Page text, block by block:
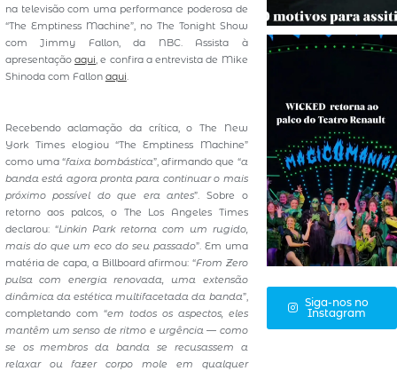
na televisão com uma performance poderosa de
“The Emptiness Machine”, no The Tonight Show
com Jimmy Fallon, da NBC. Assista à
apresentaçãoaqui , e confira a entrevista de Mike
Shinoda com Fallon aqui
Recebendo aclamação da crítica, o The New
York Times elogiou “The Emptiness Machine”
como uma “faixa bombástica”, afirmando que “a
banda está agora pronta para continuar o mais
próximo possível do que era antes”. Sobre o
retorno aos palcos, o The Los Angeles Times
declarou: “Linkin Park retorna com um rugido,
mais do que um eco do seu passado”. Em uma
matéria de capa, a Billboard afirmou: “From Zero
pulsa com energia renovada, uma extensão
dinâmica da estética multifacetada da banda”,
completando com “em todos os aspectos, eles
mantêm um senso de ritmo e urgência — como
se os membros da banda se recusassem a
relaxar ou fazer corpo mole em qualquer
Siga-nos no
Instagram